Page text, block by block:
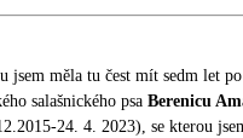
jsem měla tu čest mít sedm let
salašnického psa Berenicu
24. 4. 2023), se kterou